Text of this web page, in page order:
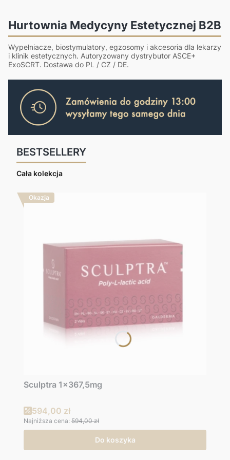
Hurtownia Medycyny Estetycznej B2B
Wypełniacze, biostymulatory, egzosomy i akcesoria dla lekarzy
i klinik estetycznych. Autoryzowany dystrybutor ASCE+
ExoSCRT. Dostawa do PL / CZ / DE.
BESTSELLERY
Cała kolekcja
Okazja
Sculptra 1x367,5mg
Cena promocyjna
594,00 zł
Najniższa cena: 594,00 zł
Do koszyka